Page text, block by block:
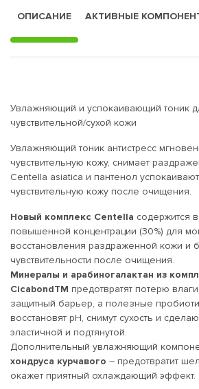
ОПИСАНИЕ
АКТИВНЫЕ
Увлажняющий и успокаивающий тоник
чувствительной/сухой кожи
Увлажняющий тоник антистресс
чувствительную кожу, снимает
Centella asiatica и пантенол
чувствительную кожу после очищения.
Новый комплекс Centella содержится
повышенной концентрации (30%) для
восстановления раздраженной кожи и
чувствительности после очищения.
Минералы и арабиногалактан из
CicabondTM предотвратят потерю
защитный барьер, а полезные
восстановят pH, снимут сухость и
эластичной и подтянутой.
Дополнительный увлажняющий
хондруса курчавого – предотвратит
окажет приятный охлаждающий эффект.